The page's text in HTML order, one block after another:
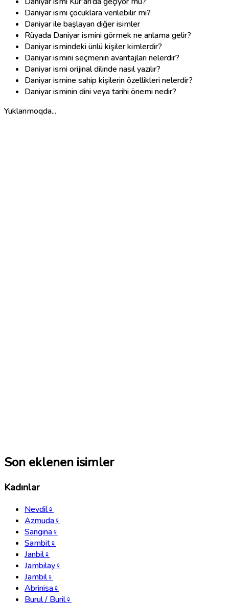
Daniyar ismi çocuklara verilebilir mi?
Daniyar ile başlayan diğer isimler
Rüyada Daniyar ismini görmek ne anlama gelir?
Daniyar ismindeki ünlü kişiler kimlerdir?
Daniyar ismini seçmenin avantajları nelerdir?
Daniyar ismi orijinal dilinde nasıl yazılır?
Daniyar ismine sahip kişilerin özellikleri nelerdir?
Daniyar isminin dini veya tarihi önemi nedir?
Yuklanmoqda...
Son eklenen isimler
Kadınlar
Nevdil♀
Azmuda♀
Sangina♀
Sambit♀
Janbil♀
Jambilay♀
Jambil♀
Abrinisa♀
Burul / Buril♀